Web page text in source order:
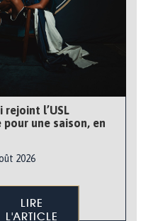
rejoint l’USL
pour une saison, en
2026
LIRE
L'ARTICLE